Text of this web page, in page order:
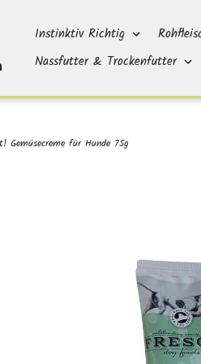
Instinktiv Richtig
Nassfutter & Trockenfutter
Gemüsecreme für Hunde 75g